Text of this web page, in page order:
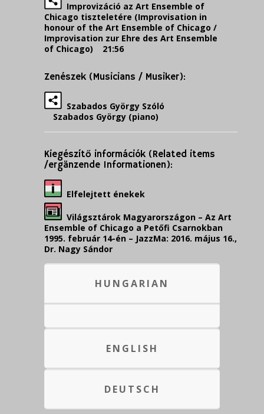
Improvizáció az Art Ensemble of
Chicago tiszteletére (Improvisation in
honour of the Art Ensemble of Chicago /
Improvisation zur Ehre des Art Ensemble
of Chicago) 21:56
Zenészek (Musicians / Musiker):
Szabados György Szóló
Szabados György (piano)
Kiegészítő információk (Related items
/ergänzende Informationen):
Elfelejtett énekek
Világsztárok Magyarországon – Az Art
Ensemble of Chicago a Petőfi Csarnokban
1995. február 14-én – JazzMa: 2016. május 16.,
Dr. Nagy Sándor
HUNGARIAN
ENGLISH
DEUTSCH